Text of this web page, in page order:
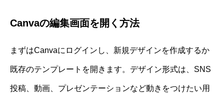
Canvaの編集画面を開く方法
まずはCanvaにログインし、新規デザインを作成するか
既存のテンプレートを開きます。デザイン形式は、SNS
投稿、動画、プレゼンテーションなど動きをつけたい用